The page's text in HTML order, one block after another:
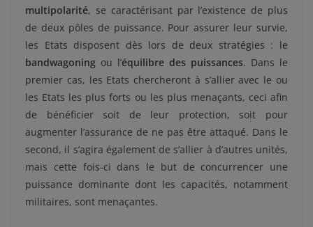
multipolarité, se caractérisant par l’existence de plus
de deux pôles de puissance. Pour assurer leur survie,
les Etats disposent dès lors de deux stratégies : le
bandwagoning ou l’équilibre des puissances. Dans le
premier cas, les Etats chercheront à s’allier avec le ou
les Etats les plus forts ou les plus menaçants, ceci afin
de bénéficier soit de leur protection, soit pour
augmenter l’assurance de ne pas être attaqué. Dans le
second, il s’agira également de s’allier à d’autres unités,
mais cette fois-ci dans le but de concurrencer une
puissance dominante dont les capacités, notamment
militaires, sont menaçantes.